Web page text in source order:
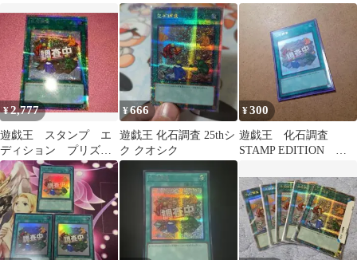
枚 プリシク
Oh!
¥2,777
遊戯王 スタンプ エ
ディション プリズ
マ プリシク 化石調
査 恐竜 魔法
¥666
遊戯王 化石調査 25thシ
ク クオシク
¥300
遊戯王 化石調査
STAMP EDITION シ